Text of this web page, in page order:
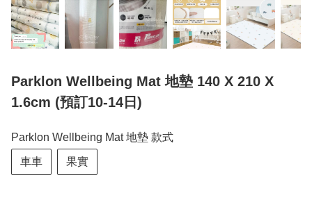
Parklon Wellbeing Mat 地墊 140 X 210 X
1.6cm (預訂10-14日)
Parklon Wellbeing Mat 地墊 款式
車車 果實